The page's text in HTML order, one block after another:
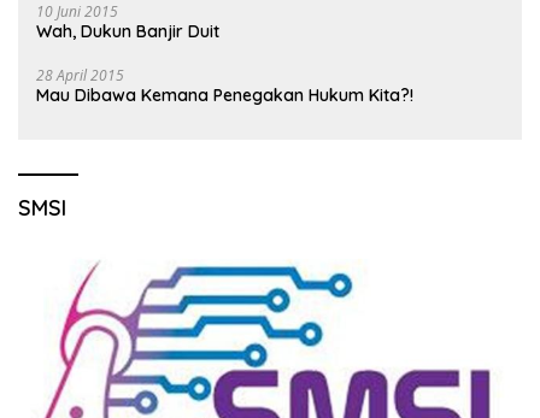
10 Juni 2015
Wah, Dukun Banjir Duit
28 April 2015
Mau Dibawa Kemana Penegakan Hukum Kita?!
SMSI